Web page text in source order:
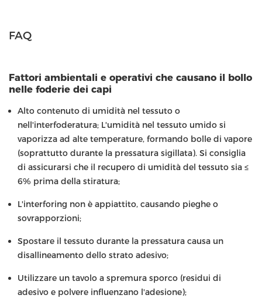
FAQ
Fattori ambientali e operativi che causano il bollo
nelle foderie dei capi
Alto contenuto di umidità nel tessuto o
nell'interfoderatura; L'umidità nel tessuto umido si
vaporizza ad alte temperature, formando bolle di vapore
(soprattutto durante la pressatura sigillata). Si consiglia
di assicurarsi che il recupero di umidità del tessuto sia ≤
6% prima della stiratura;
L'interforing non è appiattito, causando pieghe o
sovrapporzioni;
Spostare il tessuto durante la pressatura causa un
disallineamento dello strato adesivo;
Utilizzare un tavolo a spremura sporco (residui di
adesivo e polvere influenzano l'adesione);